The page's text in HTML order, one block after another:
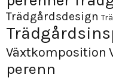
Trädgårdsdesign
Växtkomposition
perenn